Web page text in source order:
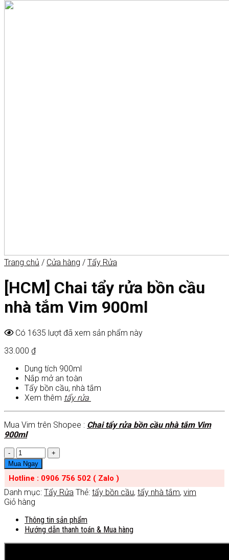
Trang chủ / Cửa hàng / Tẩy Rửa
[HCM] Chai tẩy rửa bồn cầu
nhà tắm Vim 900ml
Có 1635 lượt đã xem sản phẩm này
33.000 ₫
Dung tích 900ml
Nắp mở an toàn
Tẩy bồn cầu, nhà tắm
Xem thêm tẩy rửa
Mua Vim trên Shopee : Chai tẩy rửa bồn cầu nhà tắm Vim
900ml
Số
lượng
Mua Ngay
Hotline : 0906 756 502 ( Zalo )
Danh mục: Tẩy Rửa Thẻ: tẩy bồn cầu, tẩy nhà tắm, vim
Giỏ hàng
Thông tin sản phẩm
Hướng dẫn thanh toán & Mua hàng